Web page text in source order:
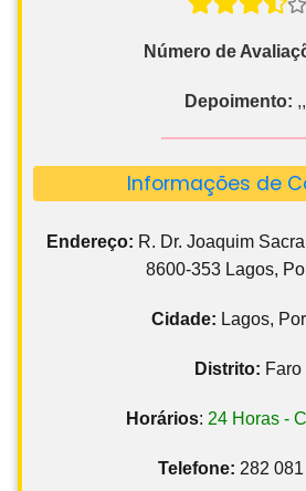
Número de
Depoimento:
Informações de
Endereço: R. Dr. Joaquim
8600-353 Lagos,
Cidade: Lagos,
Distrito: Faro
Horários: 24 Horas -
Telefone: 282